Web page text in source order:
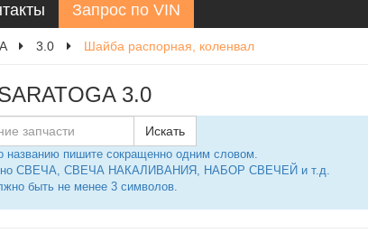
Запрос по VIN
3.0 Шайба распорная, коленвал
3.0
Искать
названию пишите сокращенно одним словом.
СВЕЧА, СВЕЧА НАКАЛИВАНИЯ, НАБОР СВЕЧЕЙ и т.д.
быть не менее 3 символов.